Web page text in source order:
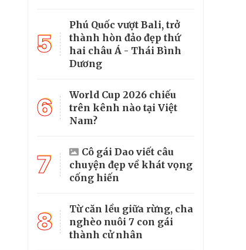
5
Phú Quốc vượt Bali, trở
thành hòn đảo đẹp thứ
hai châu Á - Thái Bình
Dương
6
World Cup 2026 chiếu
trên kênh nào tại Việt
Nam?
7
Cô gái Dao viết câu
chuyện đẹp về khát vọng
cống hiến
8
Từ căn lều giữa rừng, cha
nghèo nuôi 7 con gái
thành cử nhân